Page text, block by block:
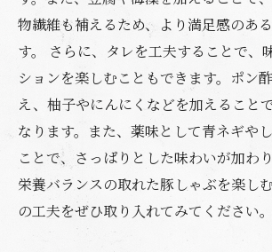
物繊維も補えるため、より満足感のあ
す。 さらに、タレを工夫することで、
ションを楽しむこともできます。ポン
え、柚子やにんにくなどを加えること
なります。また、薬味として青ネギや
ことで、さっぱりとした味わいが加わ
栄養バランスの取れた豚しゃぶを楽し
の工夫をぜひ取り入れてみてください。